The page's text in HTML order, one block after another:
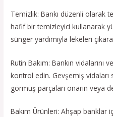
Temizlik: Bankı düzenli olarak
hafif bir temizleyici kullanarak
sünger yardımıyla lekeleri
Rutin Bakım: Bankın vidalarını
kontrol edin. Gevşemiş vidaları
görmüş parçaları onarın veya
Bakım Ürünleri: Ahşap banklar